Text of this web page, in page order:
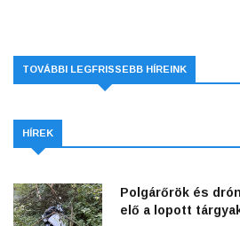
TOVÁBBI LEGFRISSEBB HÍREINK
HÍREK
Polgárőrök és
elő a lopott